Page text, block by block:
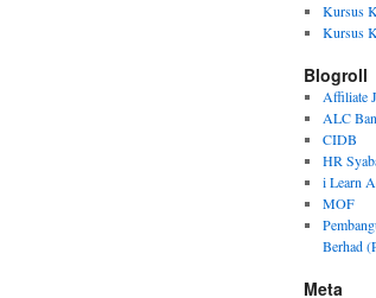
Kursus
Kursus
Blogroll
Affiliate
ALC
CIDB
HR
i Learn
MOF
Berhad
Meta